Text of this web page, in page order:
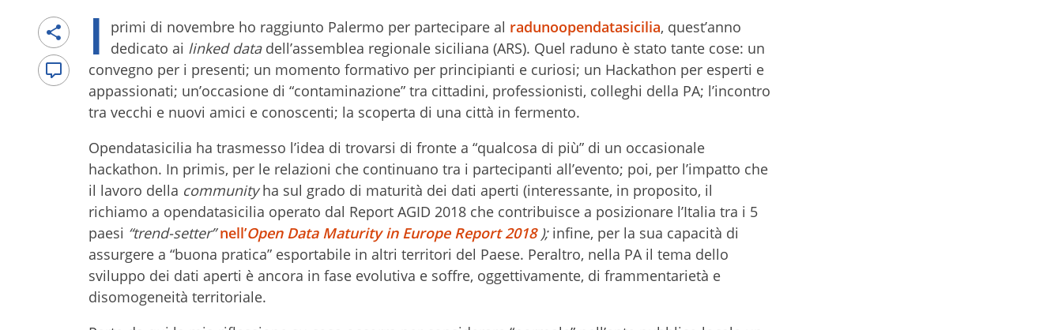
I primi di novembre ho raggiunto Palermo per partecipare al radunoopendatasicilia, quest’anno
dedicato ai linked datadell’assemblea regionale siciliana (ARS). Quel raduno è stato tante cose: un
convegno per i presenti; un momento formativo per principianti e curiosi; un Hackathon per esperti e
appassionati; un’occasione di “contaminazione” tra cittadini, professionisti, colleghi della PA; l’incontro
tra vecchi e nuovi amici e conoscenti; la scoperta di una città in fermento.
Opendatasicilia ha trasmesso l’idea di trovarsi di fronte a “qualcosa di più” di un occasionale
hackathon. In primis, per le relazioni che continuano tra i partecipanti all’evento; poi, per l’impatto che
il lavoro della communityha sul grado di maturità dei dati aperti (interessante, in proposito, il
richiamo a opendatasicilia operato dal Report AGID 2018 che contribuisce a posizionare l’Italia tra i 5
paesi “trend-setter”nell’Open Data Maturity in Europe Report 2018 ); infine, per la sua capacità di
assurgere a “buona pratica” esportabile in altri territori del Paese. Peraltro, nella PA il tema dello
sviluppo dei dati aperti è ancora in fase evolutiva e soffre, oggettivamente, di frammentarietà e
disomogeneità territoriale.